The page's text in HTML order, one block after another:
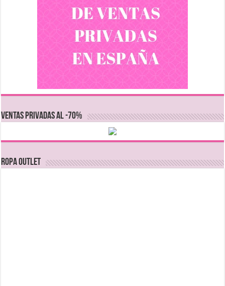
VENTAS PRIVADAS AL -70%
Ropa Outlet